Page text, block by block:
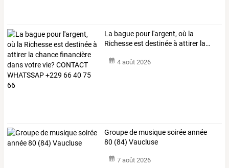
La bague pour l'argent,où la
Richesseest destinéeà attirer la…
4 août 2026
Groupe de musique soirée année
80 (84) Vaucluse
7 août 2026